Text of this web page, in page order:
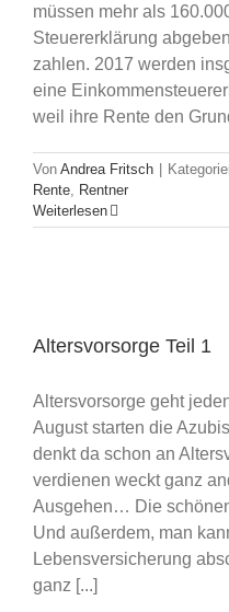
müssen mehr als
Steuererklärung
zahlen. 2017 werden
eine
weil ihre Rente den
Von Andrea Fritsch
Rente
Rentner
Weiterlesen
Altersvorsorge Teil 1
Altersvorsorge geht
August starten die
denkt da schon an
verdienen weckt ganz
Ausgehen… Die
Und außerdem, man
Lebensversicherung
ganz [...]